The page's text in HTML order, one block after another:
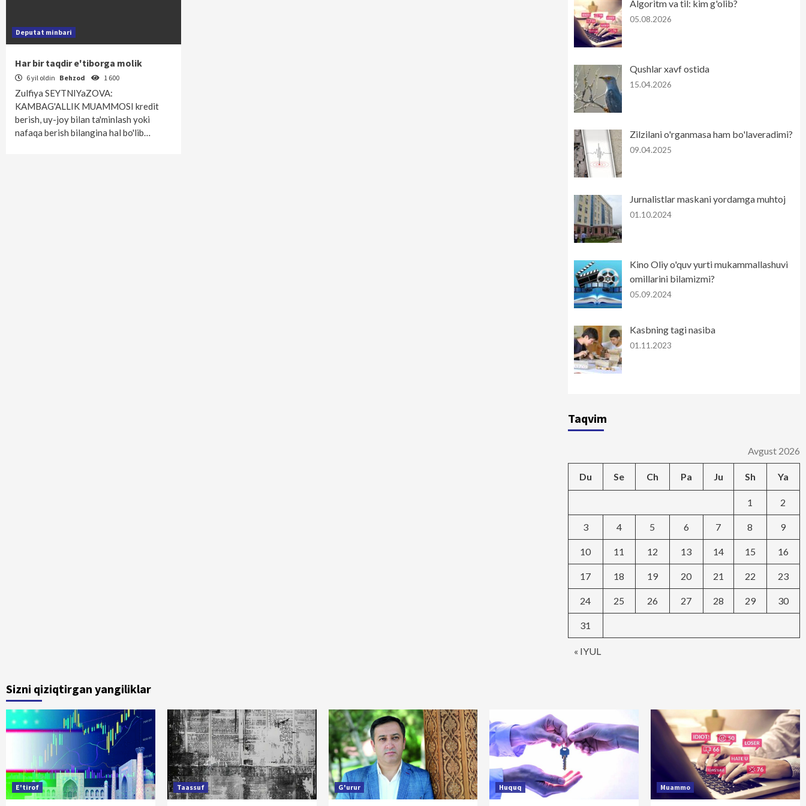
Deputat minbari
Har bir taqdir e'tiborga molik
6 yil oldin Behzod 1 600
Zulfiya SEYTNIYaZOVA:
KAMBAG'ALLIK MUAMMOSI kredit
berish, uy-joy bilan ta'minlash yoki
nafaqa berish bilangina hal bo'lib…
Algoritm va til: kim g'olib?
05.08.2026
Qushlar xavf ostida
15.04.2026
Zilzilani o'rganmasa ham bo'laveradimi?
09.04.2025
Jurnalistlar maskani yordamga muhtoj
01.10.2024
Kino Oliy o'quv yurti mukammallashuvi
omillarini bilamizmi?
05.09.2024
Kasbning tagi nasiba
01.11.2023
Taqvim
Avgust 2026
Du Se Ch Pa Ju Sh Ya
« IYUL
1 2
3 4 5 6 7 8 9
10 11 12 13 14 15 16
17 18 19 20 21 22 23
24 25 26 27 28 29 30
31
Sizni qiziqtirgan yangiliklar
E'tirof Taassuf G'urur Huquq Muammo